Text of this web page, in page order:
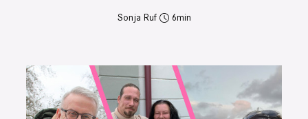
Sonja Ruf 6